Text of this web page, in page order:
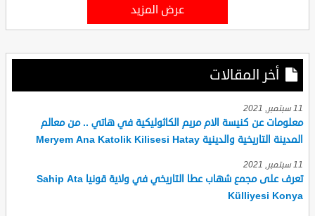
عرض المزيد
أخر المقالات
11 سبتمبر, 2021
معلومات عن كنيسة الام مريم الكاثوليكية في هاتي .. من معالم
المدينة التاريخية والدينية Meryem Ana Katolik Kilisesi Hatay
11 سبتمبر, 2021
تعرف على مجمع شهاب عطا التاريخي في ولاية قونيا Sahip Ata
Külliyesi Konya